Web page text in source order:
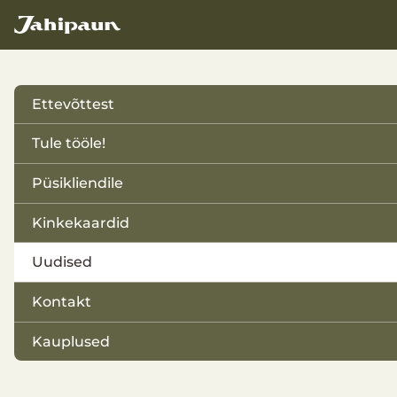
Ettevõttest
Tutvustus
Koostööpartnerid ja sõbrad
Tule tööle!
Püsikliendile
Kinkekaardid
E-kinkekaart
Paberkinkekaart
Uudised
Kontakt
Kauplused